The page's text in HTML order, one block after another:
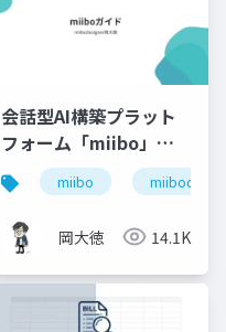
令和8年度診療報酬改定
会話型AI構築プラット
フォーム「miibo」ガ
イド
miibo
岡大徳 14.1K